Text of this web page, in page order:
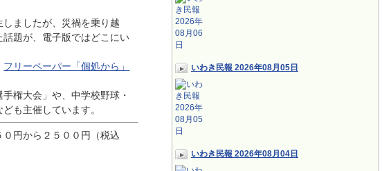
いわき民報 2026年08月05日
いわき民報 2026年08月04日
ましたが、災禍を乗り越
題が、電子版ではどこにい
フリーペーパー「個処から」
権大会」や、中学校野球・
も主催しています。
円から２５００円（税込